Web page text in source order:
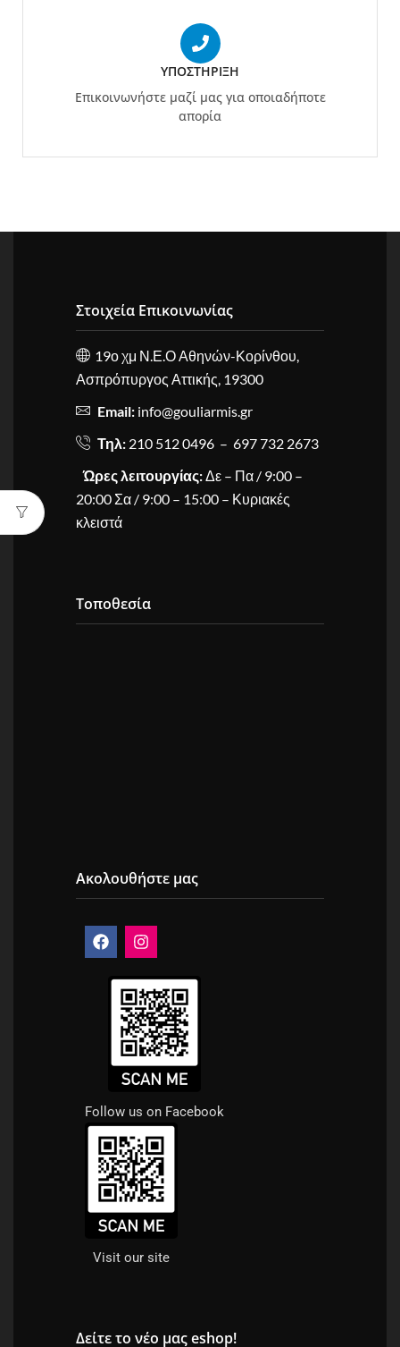
ΥΠΟΣΤΉΡΙΞΗ
Επικοινωνήστε μαζί μας για οποιαδήποτε
απορία
Στοιχεία Επικοινωνίας
19ο χμ Ν.Ε.Ο Αθηνών-Κορίνθου,
Ασπρόπυργος Αττικής, 19300
Email: info@gouliarmis.gr
Τηλ: 210 512 0496 – 697 732 2673
Ώρες λειτουργίας:Δε – Πα / 9:00 –
20:00 Σα / 9:00 – 15:00 – Κυριακές
κλειστά
Τοποθεσία
Ακολουθήστε μας
Follow us on Facebook
Visit our site
Δείτε το νέο μας eshop!